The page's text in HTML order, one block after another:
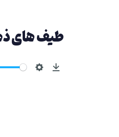
طیف های